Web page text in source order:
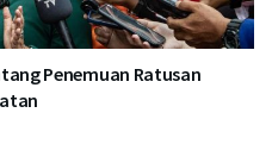
Penemuan Ratusan